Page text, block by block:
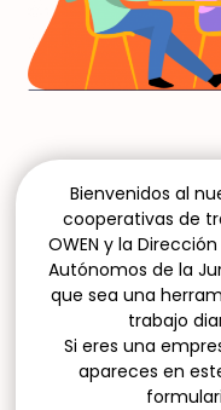
Bienvenidos al
cooperativas de
OWEN y la
Autónomos de la
que sea una
trabajo
Si eres una
apareces en